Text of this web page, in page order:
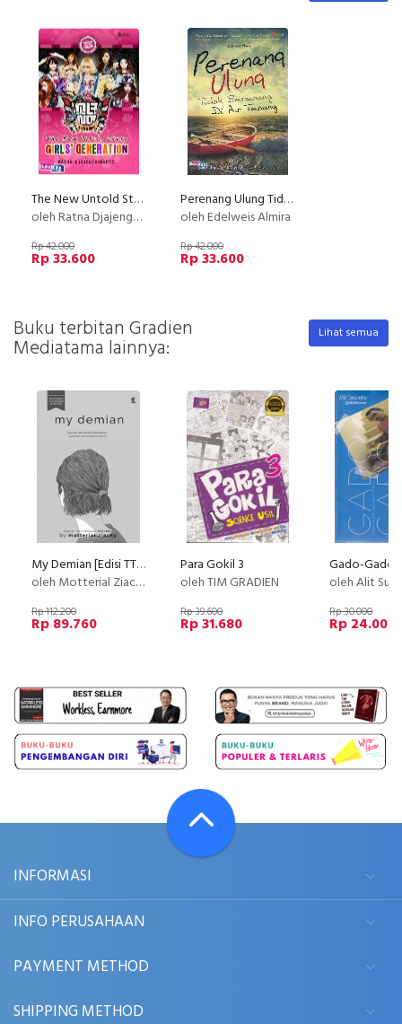
The New Untold Story GIRLS GENERATION
oleh Ratna Djajengminardo
Rp 42.000
Rp 33.600
Perenang Ulung Tidak Berenang Di Air Tenang
oleh Edelweis Almira
Rp 42.000
Rp 33.600
Buku terbitan Gradien
Mediatama lainnya:
Lihat semua
My Demian [Edisi TTD + Cermin Kaca Motif Kartun]
oleh Motterial Ziacky
Rp 112.200
Rp 89.760
Para Gokil 3
oleh TIM GRADIEN
Rp 39.600
Rp 31.680
oleh Alit
Rp 30.000
Rp 24.000
INFORMASI
INFO PERUSAHAAN
PAYMENT METHOD
SHIPPING METHOD